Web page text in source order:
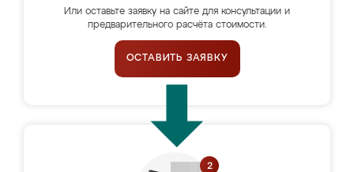
Или оставьте заявку на сайте для консультации и
предварительного расчёта стоимости.
ОСТАВИТЬ ЗАЯВКУ